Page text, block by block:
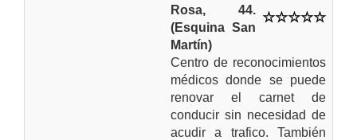
Rosa, 44.
(Esquina San
Martín)
Centro de reconocimientos
médicos donde se puede
renovar el carnet de
conducir sin necesidad de
acudir a trafico. También